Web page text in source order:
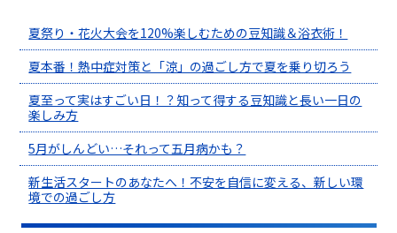
夏祭り・花火大会を120%楽しむための豆知識＆浴衣術！
夏本番！熱中症対策と「涼」の過ごし方で夏を乗り切ろう
夏至って実はすごい日！？知って得する豆知識と長い一日の
楽しみ方
5月がしんどい…それって五月病かも？
新生活スタートのあなたへ！不安を自信に変える、新しい環
境での過ごし方